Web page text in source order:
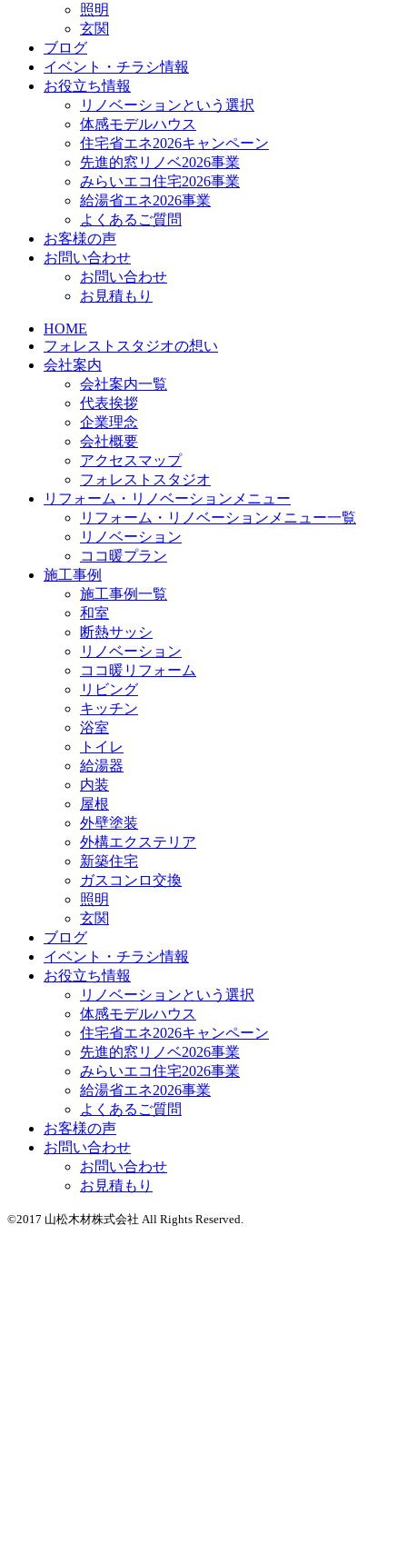
照明
玄関
ブログ
イベント・チラシ情報
お役立ち情報
リノベーションという選択
体感モデルハウス
住宅省エネ2026キャンペーン
先進的窓リノベ2026事業
みらいエコ住宅2026事業
給湯省エネ2026事業
よくあるご質問
お客様の声
お問い合わせ
お問い合わせ
お見積もり
HOME
フォレストスタジオの想い
会社案内
会社案内一覧
代表挨拶
企業理念
会社概要
アクセスマップ
フォレストスタジオ
リフォーム・リノベーションメニュー
リフォーム・リノベーションメニュー一覧
リノベーション
ココ暖プラン
施工事例
施工事例一覧
和室
断熱サッシ
リノベーション
ココ暖リフォーム
リビング
キッチン
浴室
トイレ
給湯器
内装
屋根
外壁塗装
外構エクステリア
新築住宅
ガスコンロ交換
照明
玄関
ブログ
イベント・チラシ情報
お役立ち情報
リノベーションという選択
体感モデルハウス
住宅省エネ2026キャンペーン
先進的窓リノベ2026事業
みらいエコ住宅2026事業
給湯省エネ2026事業
よくあるご質問
お客様の声
お問い合わせ
お問い合わせ
お見積もり
©2017 山松木材株式会社 All Rights Reserved.